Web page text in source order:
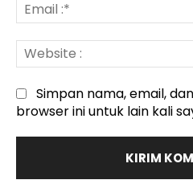
Simpan nama, email,
browser ini untuk lain kali